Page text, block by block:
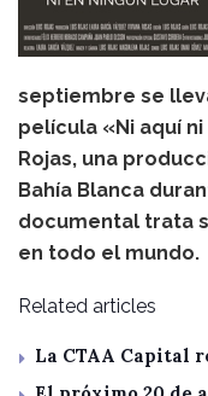
septiembre se
película «Ni aquí
Rojas, una
Bahía Blanca
documental trata
en todo el mundo.
Related articles
La CTAA Capital